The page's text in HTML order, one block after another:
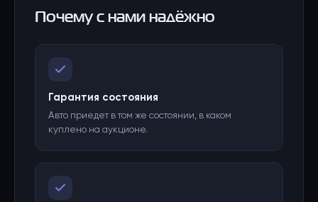
Почему с нами надёжно
Гарантия состояния
Авто приедет в том же состоянии, в каком
куплено на аукционе.